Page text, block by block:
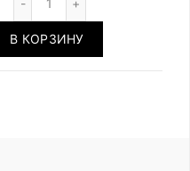
В КОРЗИНУ